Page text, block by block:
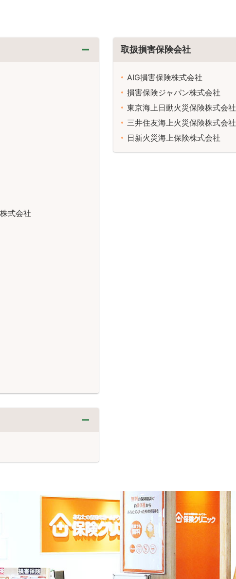
式会社
取扱損害保険会社
AIG損害保険株式会社
損害保険ジャパン株式会社
東京海上日動火災保険株式会社
三井住友海上火災保険株式会社
日新火災海上保険株式会社